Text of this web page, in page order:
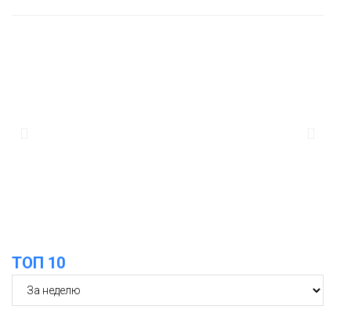
Новости
ТОП 10